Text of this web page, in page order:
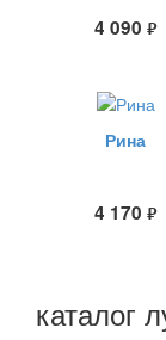
4 090 руб.
Рина
4 170 руб.
каталог